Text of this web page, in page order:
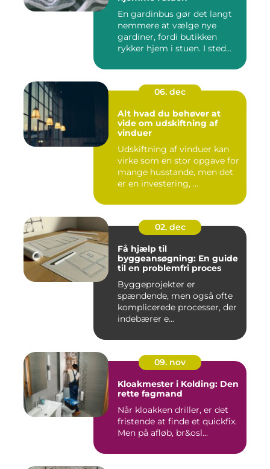
En gardinbus gør det langt
nemmere at vælge nye
gardiner, fordi butikken
rykker hjem i stuen. I sted...
06. dec
Alt hvad du behøver at
vide om udskiftning af
vinduer
Udskiftning af vinduer kan
virke som en stor opgave for
mange husstande, men det
er en investering, ...
02. dec
Få hjælp til
byggeansøgning: En guide
til en problemfri proces
Byggeprojekter er
spændende, men også ofte
komplicerede processer, der
indebærer e...
09. nov
Kloakmester i Kolding: Den
rette fagmand
Når kloakken driller, er det
fristende at finde et quickfix.
Men på afløb, br&osl...